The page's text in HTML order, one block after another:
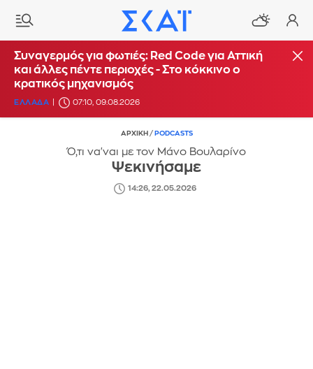
Συναγερμός για φωτιές: Red Code για Αττική
και άλλες πέντε περιοχές - Στο κόκκινο ο
κρατικός μηχανισμός
ΕΛΛΑΔΑ 07:10, 09.08.2026
ΑΡΧΙΚΗ / PODCASTS
Ό,τι να'ναι με τον Μάνο Βουλαρίνο
Ψεκινήσαμε
14:26, 22.05.2026